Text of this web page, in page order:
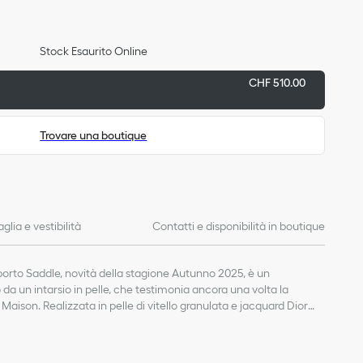
Stock Esaurito Online
Trovare una boutique
e vestibilità Contatti e disponibilità in boutique
Saddle, novità della stagione Autunno 2025, è un
un intarsio in pelle, che testimonia ancora una volta la
Realizzata in pelle di vitello granulata e jacquard Dior
scomparti piatti, uno spazio per le carte d’imbarco e cinque